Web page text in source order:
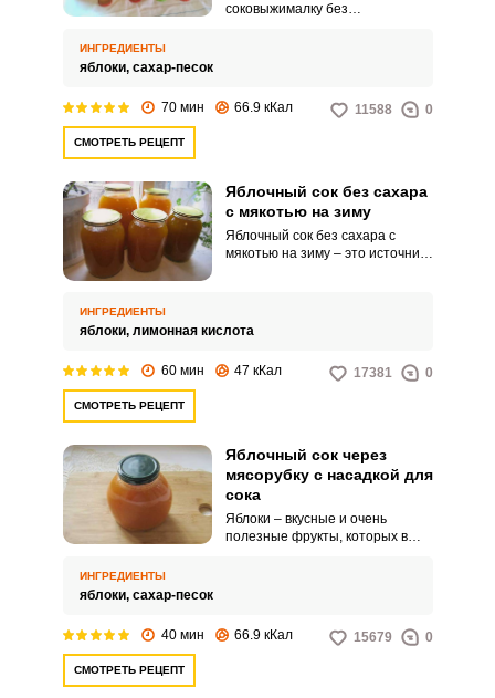
соковыжималку без
Приготовление сока в
небольшом количестве не
ИНГРЕДИЕНТЫ
яблоки, сахар-песок
70 мин 66.9 кКал 11588 0
СМОТРЕТЬ РЕЦЕПТ
Яблочный сок без сахара
с мякотью на зиму
Яблочный сок без сахара с
мякотью на зиму – это источник
иммунитета. Вкусный, в меру
станет вашим любимым
ИНГРЕДИЕНТЫ
яблоки, лимонная кислота
60 мин 47 кКал 17381 0
СМОТРЕТЬ РЕЦЕПТ
Яблочный сок через
мясорубку с насадкой для
сока
Яблоки – вкусные и очень
полезные фрукты, которых в
отличный рецепт заготовки на
зиму вкусного яблочного сока с
ИНГРЕДИЕНТЫ
яблоки, сахар-песок
40 мин 66.9 кКал 15679 0
СМОТРЕТЬ РЕЦЕПТ